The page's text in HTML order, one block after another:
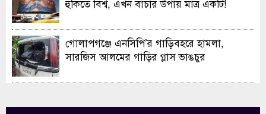
হুকিতে বিশ্ব, এখন বাঁচার উপায় মাত্র একটি!
গোলাপগঞ্জে এনসিপি’র গাড়িবহরে হামলা,
সারজিস আলমের গাড়ির গ্লাস ভাঙচুর